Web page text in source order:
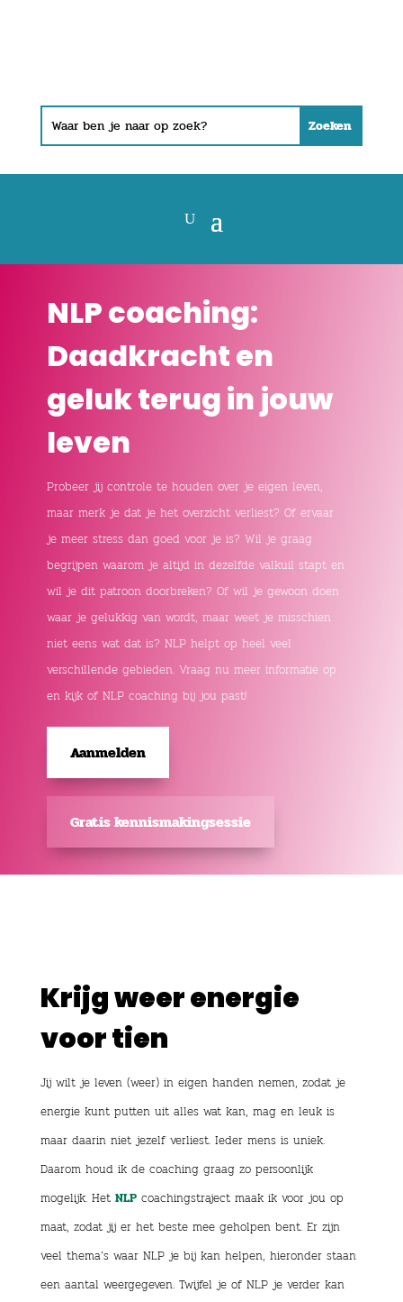
NLP coaching:
Daadkracht en
geluk terug in jouw
leven
Probeer jij controle te houden over je eigen leven,
maar merk je dat je het overzicht verliest? Of ervaar
je meer stress dan goed voor je is? Wil je graag
begrijpen waarom je altijd in dezelfde valkuil stapt en
wil je dit patroon doorbreken? Of wil je gewoon doen
waar je gelukkig van wordt, maar weet je misschien
niet eens wat dat is? NLP helpt op heel veel
verschillende gebieden. Vraag nu meer informatie op
en kijk of NLP coaching bij jou past!
Aanmelden
Gratis kennismakingsessie
Krijg weer energie
voor tien
Jij wilt je leven (weer) in eigen handen nemen, zodat je
energie kunt putten uit alles wat kan, mag en leuk is
maar daarin niet jezelf verliest. Ieder mens is uniek.
Daarom houd ik de coaching graag zo persoonlijk
mogelijk. Het NLPcoachingstraject maak ik voor jou op
maat, zodat jij er het beste mee geholpen bent. Er zijn
veel thema’s waar NLP je bij kan helpen, hieronder staan
een aantal weergegeven. Twijfel je of NLP je verder kan